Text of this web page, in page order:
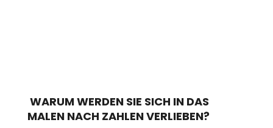
WARUM WERDEN SIE SICH IN DAS
MALEN NACH ZAHLEN VERLIEBEN?